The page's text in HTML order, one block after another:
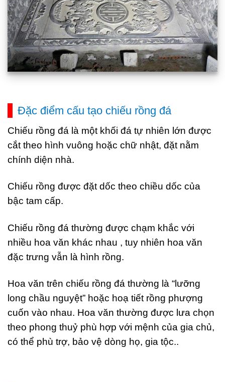
Đặc điểm cấu tạo chiếu rồng đá
Chiếu rồng đá là một khối đá tự nhiên lớn được
cắt theo hình vuông hoặc chữ nhật, đặt nằm
chính diện nhà.
Chiếu rồng được đặt dốc theo chiều dốc của
bậc tam cấp.
Chiếu rồng đá thường được chạm khắc với
nhiều hoa văn khác nhau , tuy nhiên hoa văn
đặc trưng vẫn là hình rồng.
Hoa văn trên chiếu rồng đá thường là “lưỡng
long chầu nguyệt” hoặc hoạ tiết rồng phượng
cuốn vào nhau. Hoa văn thường được lưa chọn
theo phong thuỷ phù hợp với mệnh của gia chủ,
có thể phù trợ, bảo vệ dòng họ, gia tộc..